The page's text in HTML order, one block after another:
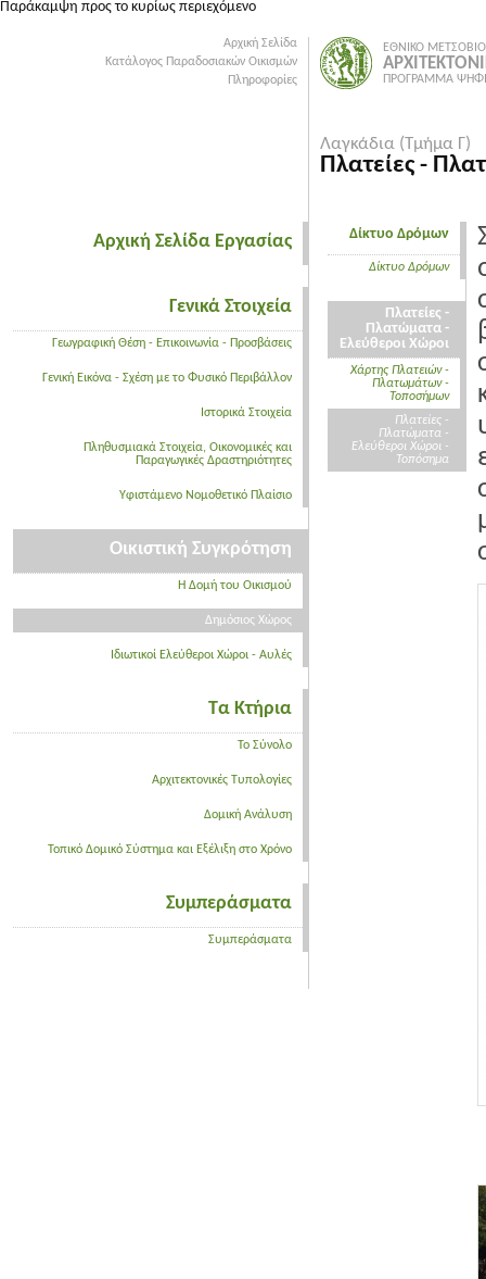
Παράκαμψη προς το κυρίως περιεχόμενο
Αρχική Σελίδα
Κατάλογος Παραδοσιακών Οικισμών
Πληροφορίες
Αρχική Σελίδα Εργασίας
Γενικά Στοιχεία
Γεωγραφική Θέση - Επικοινωνία - Προσβάσεις
Γενική Εικόνα - Σχέση με το Φυσικό Περιβάλλον
Ιστορικά Στοιχεία
Πληθυσμιακά Στοιχεία, Οικονομικές και
Παραγωγικές Δραστηριότητες
Υφιστάμενο Νομοθετικό Πλαίσιο
Οικιστική Συγκρότηση
Η Δομή του Οικισμού
Δημόσιος Χώρος
Ιδιωτικοί Ελεύθεροι Χώροι - Αυλές
Τα Κτήρια
Το Σύνολο
Αρχιτεκτονικές Τυπολογίες
Δομική Ανάλυση
Τοπικό Δομικό Σύστημα και Εξέλιξη στο Χρόνο
Συμπεράσματα
Συμπεράσματα
ΕΘΝΙΚΟ
ΠΡΟΓΡΑΜΜΑ
Λαγκάδια (Τμήμα Γ)
Πλατείες -
Δίκτυο Δρόμων
Δίκτυο Δρόμων
Πλατείες -
Πλατώματα -
Ελεύθεροι Χώροι
Χάρτης Πλατειών -
Πλατωμάτων -
Τοποσήμων
Πλατείες -
Πλατώματα -
Ελεύθεροι Χώροι -
Τοπόσημα